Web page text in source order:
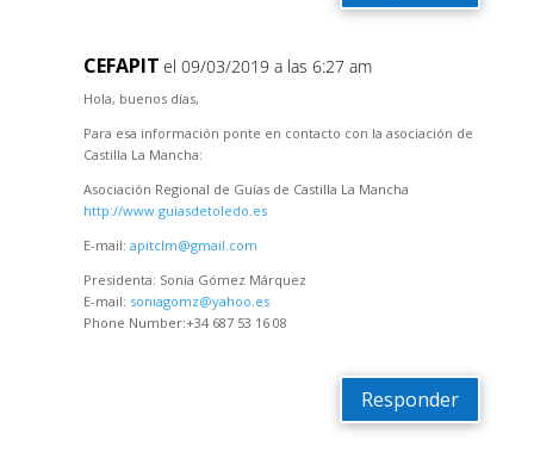
CEFAPIT el 09/03/2019 a las 6:27 am
Hola, buenos días,
Para esa información ponte en contacto con la asociación de
Castilla La Mancha:
Asociación Regional de Guías de Castilla La Mancha
http://www.guiasdetoledo.es
E-mail: apitclm@gmail.com
Presidenta: Sonia Gómez Márquez
E-mail: soniagomz@yahoo.es
Phone Number:+34 687 53 16 08
Responder